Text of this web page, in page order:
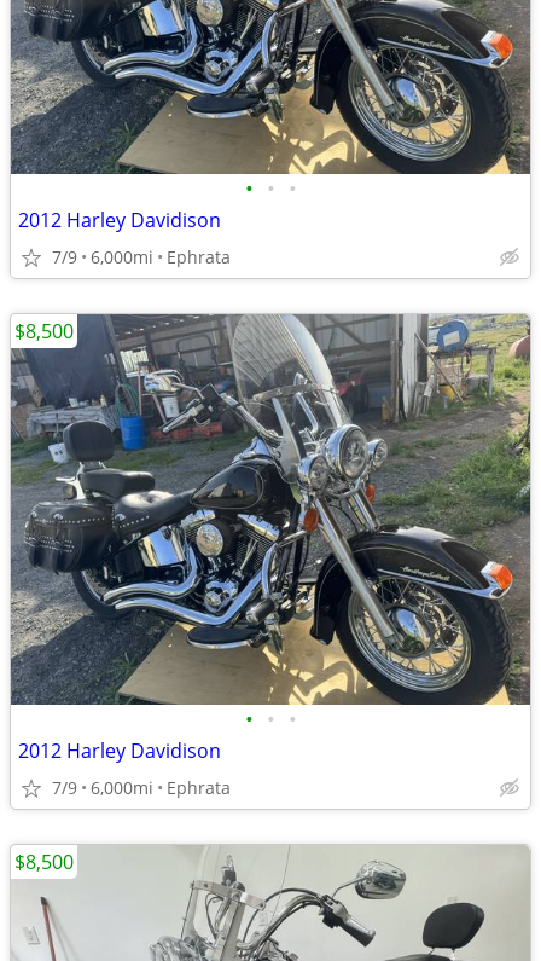
• • •
2012 Harley Davidison
7/9 6,000mi Ephrata
• • •
2012 Harley Davidison
7/9 6,000mi Ephrata
$8,500
$8,500